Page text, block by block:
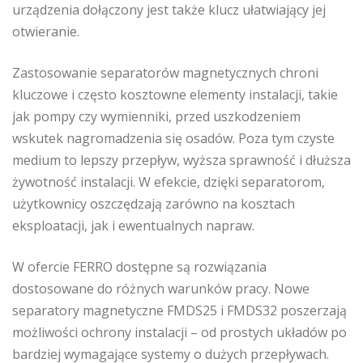
urządzenia dołączony jest także klucz ułatwiający jej
otwieranie.
Zastosowanie separatorów magnetycznych chroni
kluczowe i często kosztowne elementy instalacji, takie
jak pompy czy wymienniki, przed uszkodzeniem
wskutek nagromadzenia się osadów. Poza tym czyste
medium to lepszy przepływ, wyższa sprawność i dłuższa
żywotność instalacji. W efekcie, dzięki separatorom,
użytkownicy oszczędzają zarówno na kosztach
eksploatacji, jak i ewentualnych napraw.
W ofercie FERRO dostępne są rozwiązania
dostosowane do różnych warunków pracy. Nowe
separatory magnetyczne FMDS25 i FMDS32 poszerzają
możliwości ochrony instalacji – od prostych układów po
bardziej wymagające systemy o dużych przepływach.